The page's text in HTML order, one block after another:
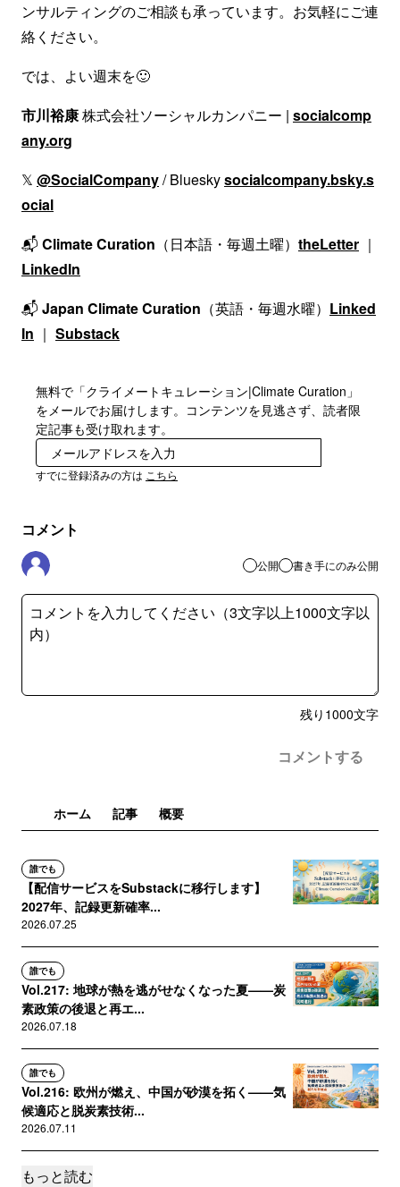
ンサルティングのご相談も承っています。お気軽にご連
絡ください。
では、よい週末を🙂
市川裕康株式会社ソーシャルカンパニー | socialcomp
any.org
𝕏 @SocialCompany/ Blueskysocialcompany.bsky.s
ocial
📬 Climate Curation （日本語・毎週土曜） theLetter ｜
LinkedIn
📬 Japan Climate Curation （英語・毎週水曜） Linked
In ｜ Substack
無料で「クライメートキュレーション|Climate Curation」
をメールでお届けします。コンテンツを見逃さず、読者限
定記事も受け取れます。
すでに登録済みの方は こちら
コメント
公開 書き手にのみ公開
残り 1000文字
コメントする
ホーム 記事 概要
誰でも
【配信サービスをSubstackに移行します】
2027年、記録更新確率...
2026.07.25
誰でも
Vol.217: 地球が熱を逃がせなくなった夏——炭
素政策の後退と再エ...
2026.07.18
誰でも
Vol.216: 欧州が燃え、中国が砂漠を拓く——気
候適応と脱炭素技術...
2026.07.11
誰でも
もっと読む